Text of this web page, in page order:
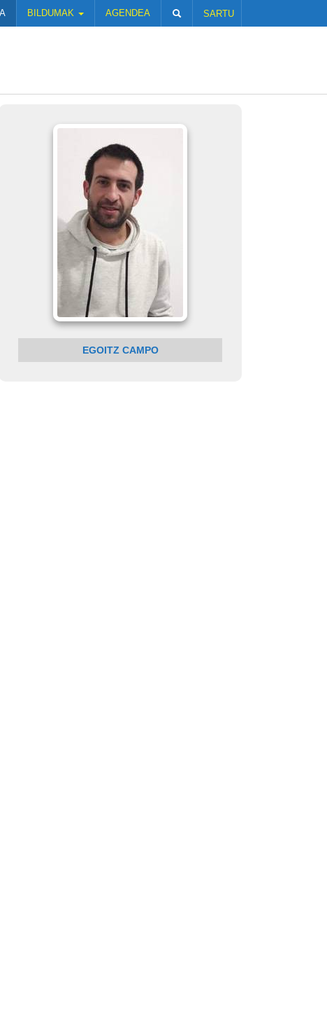
BILDUMAK AGENDEA SARTU
EGOITZ CAMPO